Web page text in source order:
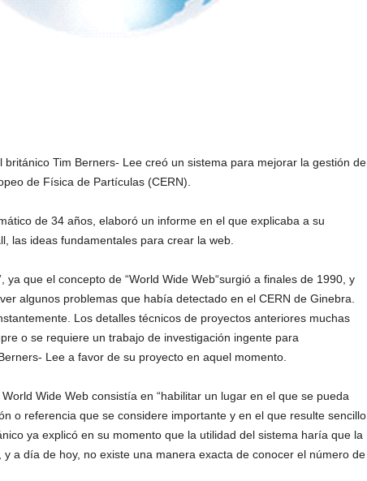
británico Tim Berners- Lee creó un sistema para mejorar la gestión de
de Física de Partículas (CERN).
de 34 años, elaboró un informe en el que explicaba a su
las ideas fundamentales para crear la web.
ya que el concepto de “World Wide Web“surgió a finales de 1990, y
algunos problemas que había detectado en el CERN de Ginebra.
Los detalles técnicos de proyectos anteriores muchas
o se requiere un trabajo de investigación ingente para
Lee a favor de su proyecto en aquel momento.
Wide Web consistía en “habilitar un lugar en el que se pueda
o referencia que se considere importante y en el que resulte sencillo
ya explicó en su momento que la utilidad del sistema haría que la
a día de hoy, no existe una manera exacta de conocer el número de